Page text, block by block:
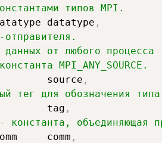
типов MPI.
MPI_Datatype datatype
,
от любого процесса
MPI_ANY_SOURCE.
source
,
тег для обозначения
tag
,
объединяющая
MPI_Comm     comm
,